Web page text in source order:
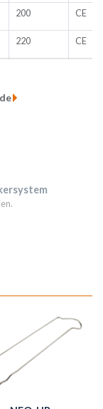
200 CE
220 CE